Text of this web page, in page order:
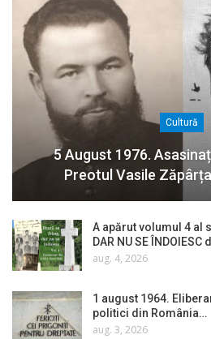
Cultură
5 August 1976.
Preotul Vasile
A apărut volumul 4 al
DAR NU SE ÎNDOIESC
aug. 4, 2026
1 august 1964.
politici din România…
aug. 3, 2026